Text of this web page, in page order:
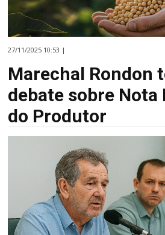
27/11/2025 10:53 |
Marechal Rondon
debate sobre Nota
do Produtor